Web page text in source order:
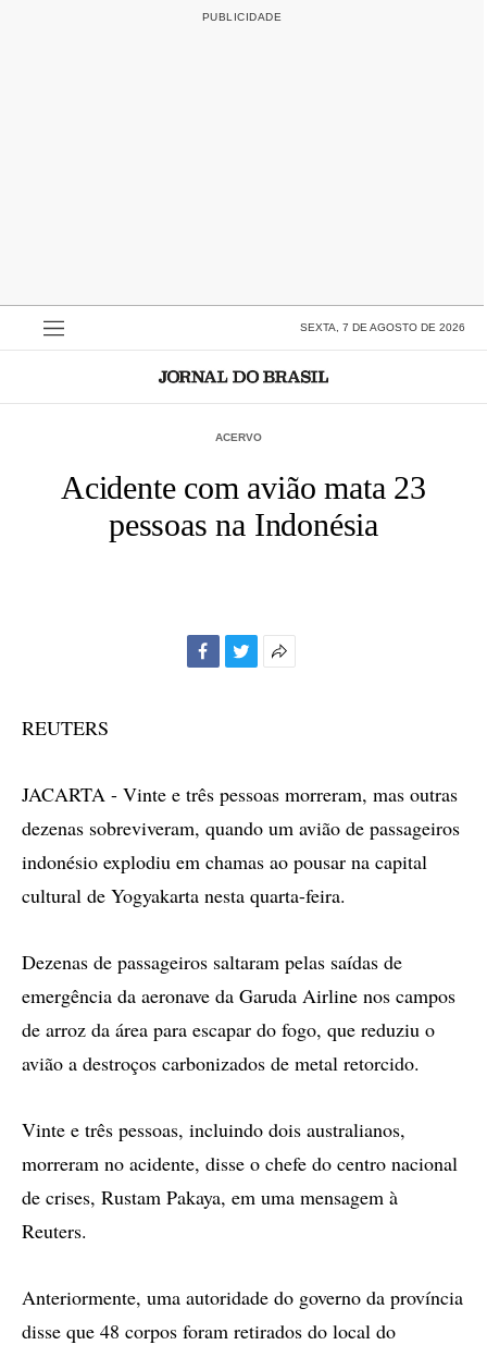
SEXTA, 7 DE AGOSTO DE 2026
ACERVO
Acidente com avião mata 23
pessoas na Indonésia
REUTERS
JACARTA - Vinte e três pessoas morreram, mas outras
dezenas sobreviveram, quando um avião de passageiros
indonésio explodiu em chamas ao pousar na capital
cultural de Yogyakarta nesta quarta-feira.
Dezenas de passageiros saltaram pelas saídas de
emergência da aeronave da Garuda Airline nos campos
de arroz da área para escapar do fogo, que reduziu o
avião a destroços carbonizados de metal retorcido.
Vinte e três pessoas, incluindo dois australianos,
morreram no acidente, disse o chefe do centro nacional
de crises, Rustam Pakaya, em uma mensagem à
Reuters.
Anteriormente, uma autoridade do governo da província
disse que 48 corpos foram retirados do local do